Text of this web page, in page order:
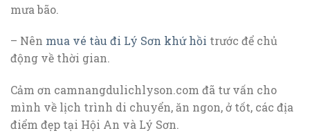
mưa bão.
– Nên mua vé tàu đi Lý Sơn khứ hồi trước để chủ
động về thời gian.
Cảm ơn camnangdulichlyson.com đã tư vấn cho
mình về lịch trình di chuyển, ăn ngon, ở tốt, các địa
điểm đẹp tại Hội An và Lý Sơn.